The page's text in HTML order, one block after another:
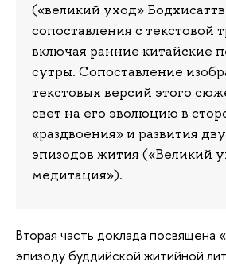
(«великий уход»
сопоставления с текстовой
включая ранние китайские
сутры. Сопоставление
текстовых версий этого
свет на его эволюцию в
«раздвоения» и развития
эпизодов жития («Великий
медитация»).
Вторая часть доклада посвящена
эпизоду буддийской житийной